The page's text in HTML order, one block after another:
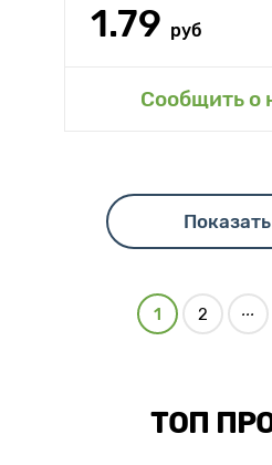
1.79 руб
Сообщить о
1 2 ...
ТОП